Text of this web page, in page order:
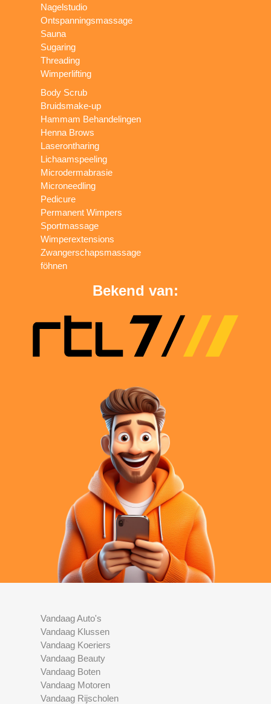
Nagelstudio
Ontspanningsmassage
Sauna
Sugaring
Threading
Wimperlifting
Body Scrub
Bruidsmake-up
Hammam Behandelingen
Henna Brows
Laserontharing
Lichaamspeeling
Microdermabrasie
Microneedling
Pedicure
Permanent Wimpers
Sportmassage
Wimperextensions
Zwangerschapsmassage
föhnen
Bekend van:
Vandaag Auto's
Vandaag Klussen
Vandaag Koeriers
Vandaag Beauty
Vandaag Boten
Vandaag Motoren
Vandaag Rijscholen